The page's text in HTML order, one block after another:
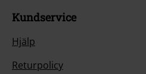
Kundservice
Hjälp
Returpolicy